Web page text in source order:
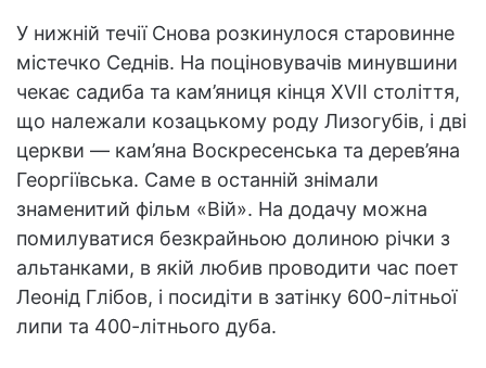
У нижній течії Снова розкинулося старовинне
містечко Седнів. На поціновувачів минувшини
чекає садиба та кам’яниця кінця XVII століття,
що належали козацькому роду Лизогубів, і дві
церкви — кам’яна Воскресенська та дерев’яна
Георгіївська. Саме в останній знімали
знаменитий фільм «Вій». На додачу можна
помилуватися безкрайньою долиною річки з
альтанками, в якій любив проводити час поет
Леонід Глібов, і посидіти в затінку 600-літньої
липи та 400-літнього дуба.